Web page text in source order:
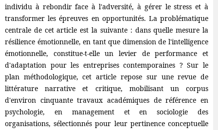
individu à rebondir face à l'adversité, à gérer le stress et à
transformer les épreuves en opportunités. La problématique
centrale de cet article est la suivante : dans quelle mesure la
résilience émotionnelle, en tant que dimension de l'intelligence
émotionnelle, constitue-t-elle un levier de performance et
d'adaptation pour les entreprises contemporaines ? Sur le
plan méthodologique, cet article repose sur une revue de
littérature narrative et critique, mobilisant un corpus
d'environ cinquante travaux académiques de référence en
psychologie, en management et en sociologie des
organisations, sélectionnés pour leur pertinence conceptuelle